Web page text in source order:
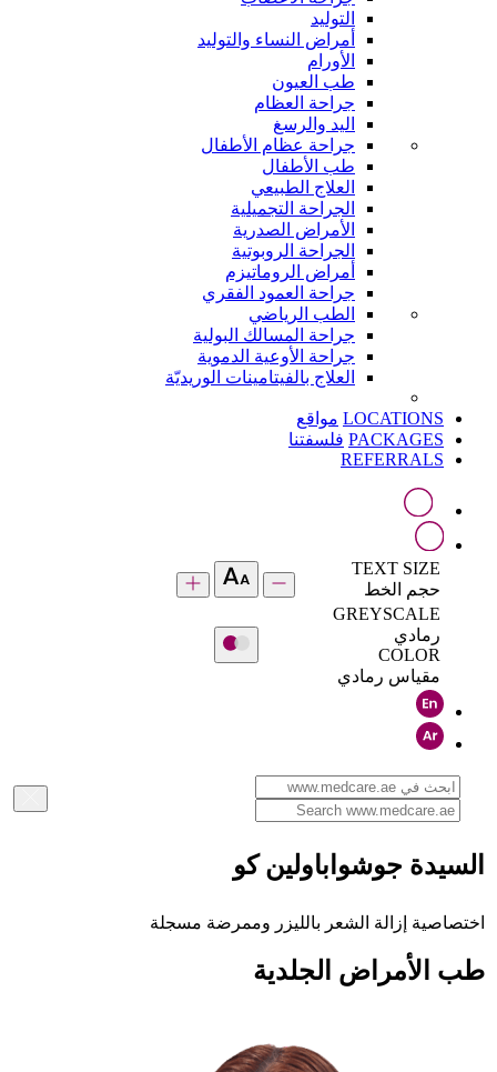
التوليد
أمراض النساء والتوليد
الأورام
طب العيون
جراحة العظام
اليد والرسغ
جراحة عظام الأطفال
طب الأطفال
العلاج الطبيعي
الجراحة التجميلية
الأمراض الصدرية
الجراحة الروبوتية
أمراض الروماتيزم
جراحة العمود الفقري
الطب الرياضي
جراحة المسالك البولية
جراحة الأوعية الدموية
العلاج بالفيتامينات الوريديّة
LOCATIONS مواقع
PACKAGES فلسفتنا
REFERRALS
TEXT SIZE
حجم الخط
GREYSCALE
رمادي
COLOR
مقياس رمادي
السيدة جوشواباولين كو
اختصاصية إزالة الشعر بالليزر وممرضة مسجلة
طب الأمراض الجلدية